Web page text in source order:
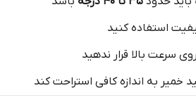
استفاده کنید
سرعت بالا قرار ندهید
خمیر به اندازه کافی استراحت کند